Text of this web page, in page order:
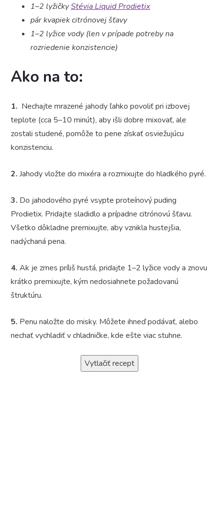
1–2 lyžičkyStévia Liquid Prodietix
pár kvapiek citrónovej šťavy
1–2 lyžice vody (len v prípade potreby na
rozriedenie konzistencie)
Ako na to:
1. Nechajte mrazené jahody ľahko povoliť pri izbovej
teplote (cca 5–10 minút), aby išli dobre mixovať, ale
zostali studené, pomôže to pene získať osviežujúcu
konzistenciu.
2. Jahody vložte do mixéra a rozmixujte do hladkého pyré.
3. Do jahodového pyré vsypte proteínový puding
Prodietix. Pridajte sladidlo a prípadne citrónovú šťavu.
Všetko dôkladne premixujte, aby vznikla hustejšia,
nadýchaná pena.
4. Ak je zmes príliš hustá, pridajte 1–2 lyžice vody a znovu
krátko premixujte, kým nedosiahnete požadovanú
štruktúru.
5. Penu naložte do misky. Môžete ihneď podávať, alebo
nechať vychladiť v chladničke, kde ešte viac stuhne.
Vytlačiť recept